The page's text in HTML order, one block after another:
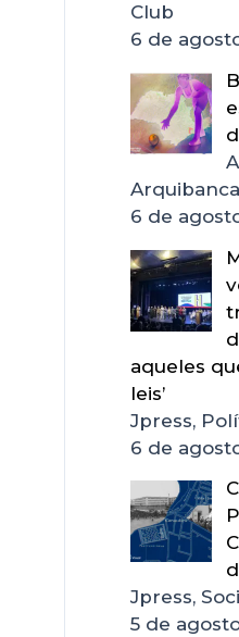
Club
6 de
6 de
aqueles
leis’
Jpress,
6 de
Jpress,
5 de